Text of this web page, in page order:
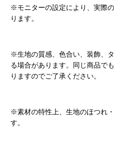
※モニターの設定により、実際
ります。
※生地の質感、色合い、装飾、
る場合があります。同じ商品で
りますのでご了承ください。
※素材の特性上、生地のほつれ
す。